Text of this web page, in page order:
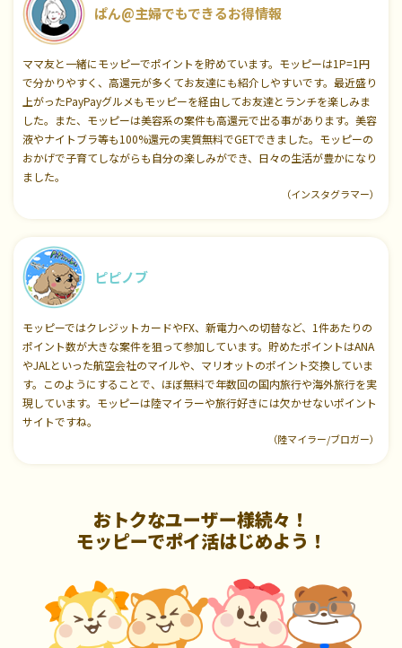
ぱん@主婦でもできるお得情報
ママ友と一緒にモッピーでポイントを貯めています。モッピーは1P=1円
で分かりやすく、高還元が多くてお友達にも紹介しやすいです。最近盛り
上がったPayPayグルメもモッピーを経由してお友達とランチを楽しみま
した。また、モッピーは美容系の案件も高還元で出る事があります。美容
液やナイトブラ等も100%還元の実質無料でGETできました。モッピーの
おかげで子育てしながらも自分の楽しみができ、日々の生活が豊かになり
ました。
（インスタグラマー）
ピピノブ
モッピーではクレジットカードやFX、新電力への切替など、1件あたりの
ポイント数が大きな案件を狙って参加しています。貯めたポイントはANA
やJALといった航空会社のマイルや、マリオットのポイント交換していま
す。このようにすることで、ほぼ無料で年数回の国内旅行や海外旅行を実
現しています。モッピーは陸マイラーや旅行好きには欠かせないポイント
サイトですね。
（陸マイラー/ブロガー）
おトクなユーザー様続々！
モッピーでポイ活はじめよう！